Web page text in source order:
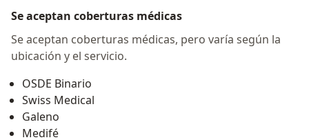
Se aceptan coberturas médicas
Se aceptan coberturas médicas, pero varía según la
ubicación y el servicio.
OSDE Binario
Swiss Medical
Galeno
Medifé